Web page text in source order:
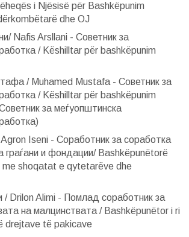
i Njësisë për Bashkëpunim
dhe OJ
Nafis Arsllani - Советник за
/ Këshilltar për bashkëpunim
/ Muhamed Mustafa - Советник за
/ Këshilltar për bashkëpunim
за меѓуопштинска
Iseni - Соработник за соработка
граѓани и фондации/ Bashkëpunëtorë
me shoqatat e qytetarëve dhe
Drilon Alimi - Помлад соработник за
на малцинствата / Bashkëpunëtor i ri
drejtave të pakicave